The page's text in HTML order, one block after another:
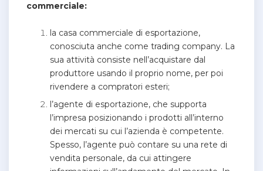
commerciale:
la casa commerciale di esportazione,
conosciuta anche come trading company. La
sua attività consiste nell’acquistare dal
produttore usando il proprio nome, per poi
rivendere a compratori esteri;
l’agente di esportazione, che supporta
l’impresa posizionando i prodotti all’interno
dei mercati su cui l’azienda è competente.
Spesso, l’agente può contare su una rete di
vendita personale, da cui attingere